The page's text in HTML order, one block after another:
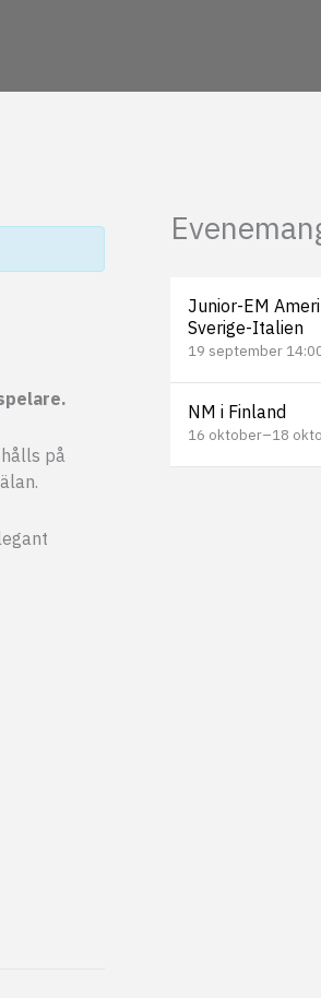
på
Junior-EM
Sverige-Italien
19 september
NM i Finland
16 oktober–18